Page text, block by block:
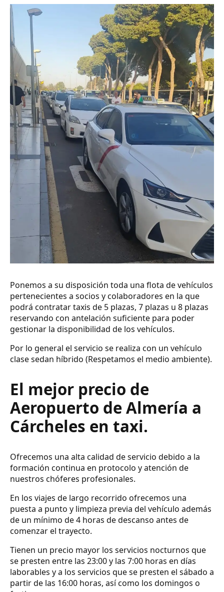
Ponemos a su disposición toda una flota de vehículos
pertenecientes a socios y colaboradores en la que
podrá contratar taxis de 5 plazas, 7 plazas u 8 plazas
reservando con antelación suficiente para poder
gestionar la disponibilidad de los vehículos.
Por lo general el servicio se realiza con un vehículo
clase sedan híbrido (Respetamos el medio ambiente).
El mejor precio de
Aeropuerto de Almería a
Cárcheles en taxi.
Ofrecemos una alta calidad de servicio debido a la
formación continua en protocolo y atención de
nuestros chóferes profesionales.
En los viajes de largo recorrido ofrecemos una
puesta a punto y limpieza previa del vehículo además
de un mínimo de 4 horas de descanso antes de
comenzar el trayecto.
Tienen un precio mayor los servicios nocturnos que
se presten entre las 23:00 y las 7:00 horas en días
laborables y a los servicios que se presten el sábado a
partir de las 16:00 horas, así como los domingos o